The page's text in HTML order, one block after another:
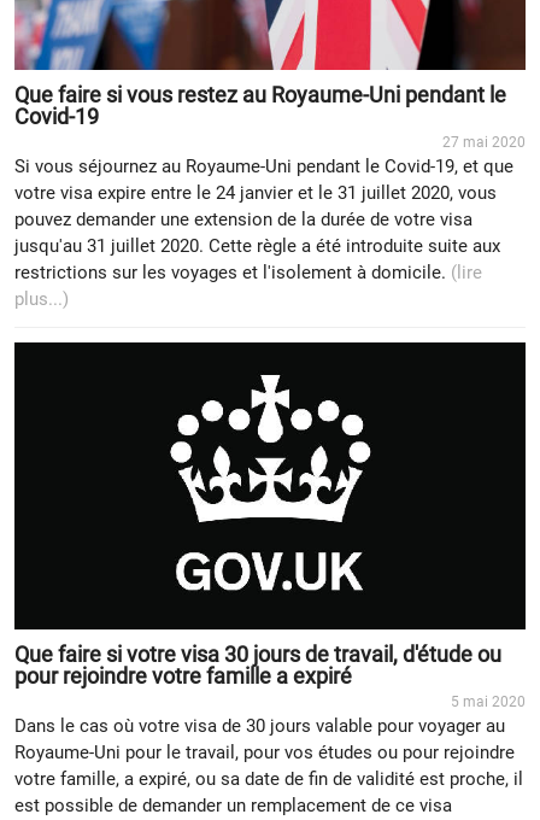
Que faire si vous restez au Royaume-Uni pendant le
Covid-19
27 mai 2020
Si vous séjournez au Royaume-Uni pendant le Covid-19, et que
votre visa expire entre le 24 janvier et le 31 juillet 2020, vous
pouvez demander une extension de la durée de votre visa
jusqu'au 31 juillet 2020. Cette règle a été introduite suite aux
restrictions sur les voyages et l'isolement à domicile. (lire
plus...)
Que faire si votre visa 30 jours de travail, d'étude ou
pour rejoindre votre famille a expiré
5 mai 2020
Dans le cas où votre visa de 30 jours valable pour voyager au
Royaume-Uni pour le travail, pour vos études ou pour rejoindre
votre famille, a expiré, ou sa date de fin de validité est proche, il
est possible de demander un remplacement de ce visa